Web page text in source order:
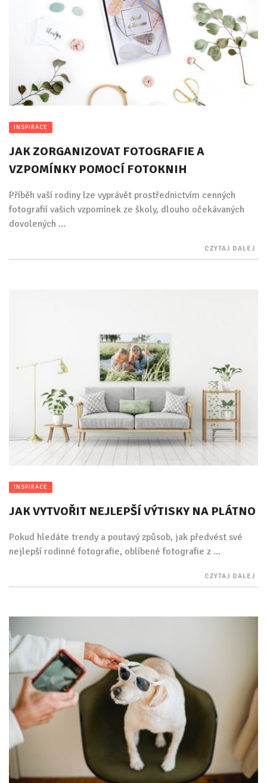
INSPIRACE
JAK ZORGANIZOVAT FOTOGRAFIE A
VZPOMÍNKY POMOCÍ FOTOKNIH
Příběh vaší rodiny lze vyprávět prostřednictvím cenných
fotografií vašich vzpomínek ze školy, dlouho očekávaných
dovolených ...
CZYTAJ DALEJ
INSPIRACE
JAK VYTVOŘIT NEJLEPŠÍ VÝTISKY NA PLÁTNO
Pokud hledáte trendy a poutavý způsob, jak předvést své
nejlepší rodinné fotografie, oblíbené fotografie z ...
CZYTAJ DALEJ